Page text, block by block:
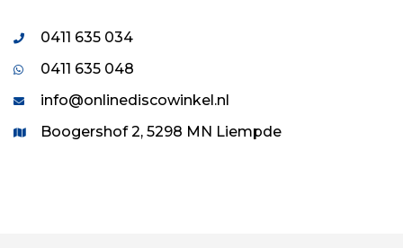
0411 635 034
0411 635 048
info@onlinediscowinkel.nl
Boogershof 2, 5298 MN Liempde